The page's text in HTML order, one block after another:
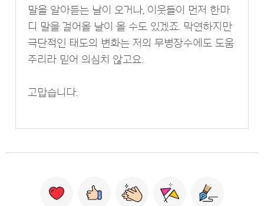
말을 알아듣는 날이 오거나, 이웃들이 먼저 한마
디 말을 걸어올 날이 올 수도 있겠죠. 막연하지만
극단적인 태도의 변화는 저의 무병장수에도 도움
주리라 믿어 의심치 않고요.
고맙습니다.